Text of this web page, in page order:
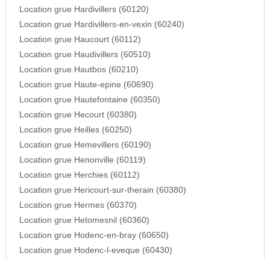
Location grue Hardivillers (60120)
Location grue Hardivillers-en-vexin (60240)
Location grue Haucourt (60112)
Location grue Haudivillers (60510)
Location grue Hautbos (60210)
Location grue Haute-epine (60690)
Location grue Hautefontaine (60350)
Location grue Hecourt (60380)
Location grue Heilles (60250)
Location grue Hemevillers (60190)
Location grue Henonville (60119)
Location grue Herchies (60112)
Location grue Hericourt-sur-therain (60380)
Location grue Hermes (60370)
Location grue Hetomesnil (60360)
Location grue Hodenc-en-bray (60650)
Location grue Hodenc-l-eveque (60430)